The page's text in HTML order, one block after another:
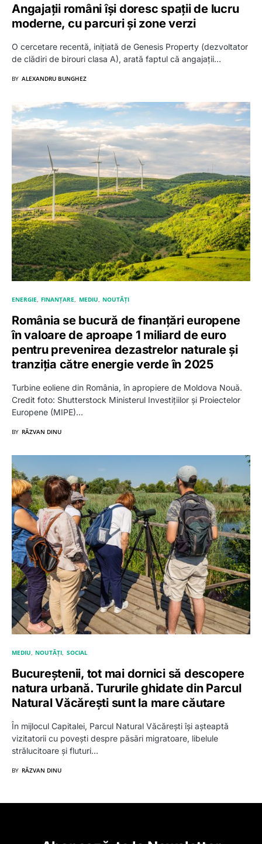
Angajații români își doresc spații de lucru
moderne, cu parcuri și zone verzi
O cercetare recentă, inițiată de Genesis Property (dezvoltator
de clădiri de birouri clasa A), arată faptul că angajații…
BY ALEXANDRU BUNGHEZ
ENERGIE FINANȚARE MEDIU NOUTĂȚI
România se bucură de finanțări europene
în valoare de aproape 1 miliard de euro
pentru prevenirea dezastrelor naturale și
tranziția către energie verde în 2025
Turbine eoliene din România, în apropiere de Moldova Nouă.
Credit foto: Shutterstock Ministerul Investițiilor și Proiectelor
Europene (MIPE)…
BY RĂZVAN DINU
MEDIU NOUTĂȚI SOCIAL
Bucureștenii, tot mai dornici să descopere
natura urbană. Tururile ghidate din Parcul
Natural Văcărești sunt la mare căutare
În mijlocul Capitalei, Parcul Natural Văcărești își așteaptă
vizitatorii cu povești despre păsări migratoare, libelule
strălucitoare și fluturi…
BY RĂZVAN DINU